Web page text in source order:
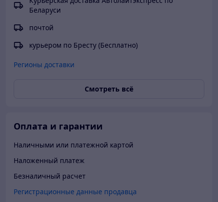
корзину покупок или позвонив по номерам телефонов,
указанным на сайте.
Быстро отправили товар
Вежливый продавец
Товар был в наличии
Беларуси
почтой
курьером по Бресту (Бесплатно)
Регионы доставки
Смотреть всё
Оплата и гарантии
Наличными или платежной картой
Наложенный платеж
Безналичный расчет
Регистрационные данные продавца